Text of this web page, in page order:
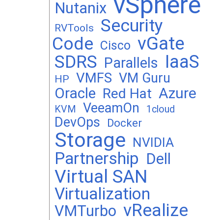
Nutanix
RVTools
Security
Code Cisco vGate
SDRS Parallels IaaS
HP VMFS VM Guru
Oracle Red Hat Azure
KVM VeeamOn 1cloud
DevOps Docker
Storage NVIDIA
Partnership Dell
Virtual SAN
Virtualization
VMTurbo vRealize